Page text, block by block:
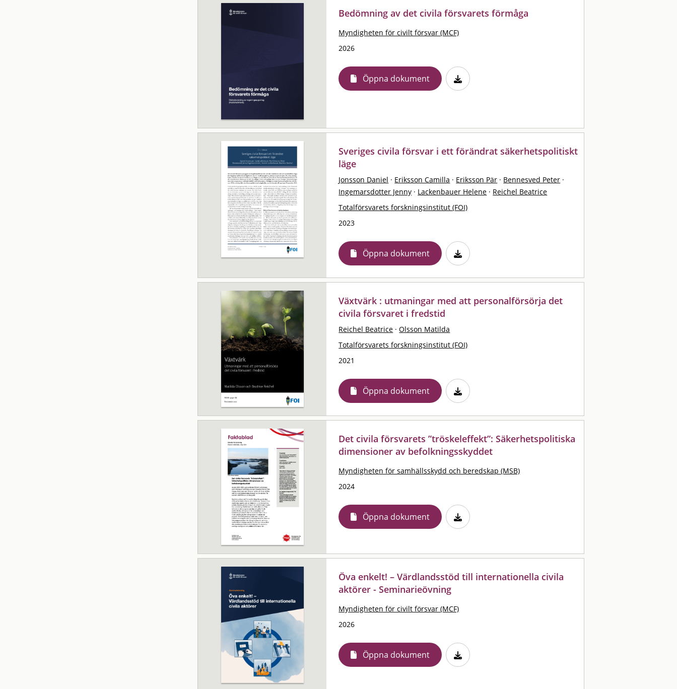
Bedömning av det civila försvarets förmåga
Myndigheten för civilt försvar (MCF)
2026
Öppna dokument
Sveriges civila försvar i ett förändrat säkerhetspolitiskt
läge
Jonsson Daniel · Eriksson Camilla · Eriksson Pär · Bennesved Peter ·
Ingemarsdotter Jenny · Lackenbauer Helene · Reichel Beatrice
Totalförsvarets forskningsinstitut (FOI)
2023
Öppna dokument
Växtvärk : utmaningar med att personalförsörja det
civila försvaret i fredstid
Reichel Beatrice · Olsson Matilda
Totalförsvarets forskningsinstitut (FOI)
2021
Öppna dokument
Det civila försvarets ”tröskeleffekt”: Säkerhetspolitiska
dimensioner av befolkningsskyddet
Myndigheten för samhällsskydd och beredskap (MSB)
2024
Öppna dokument
Öva enkelt! – Värdlandsstöd till internationella civila
aktörer - Seminarieövning
Myndigheten för civilt försvar (MCF)
2026
Öppna dokument